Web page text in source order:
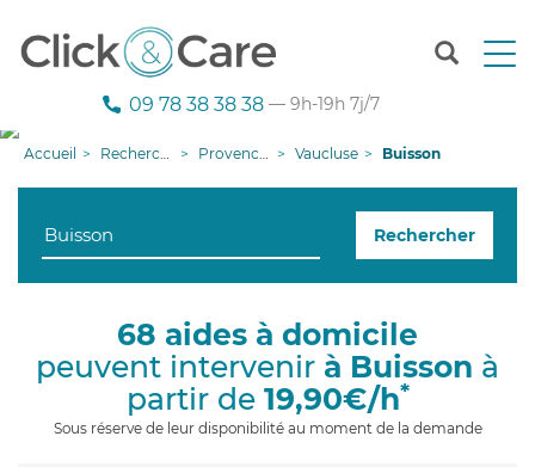
T
n
g
09 78 38 38 38 — 9h-19h 7j/7
Accueil Recherche aide à domicile Provence-Alpes-Côte d'Azur Vaucluse Buisson
Rechercher
68 aides à domicile
peuvent intervenir à Buisson à
partir de 19,90€/h*
Sous réserve de leur disponibilité au moment de la demande